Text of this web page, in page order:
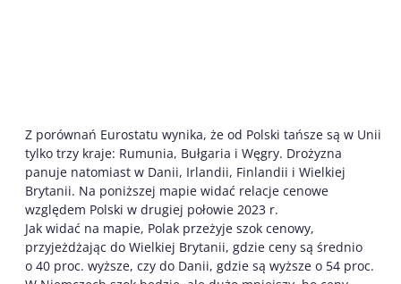
Z porównań Eurostatu wynika, że od Polski tańsze są w Unii
tylko trzy kraje: Rumunia, Bułgaria i Węgry. Drożyzna
panuje natomiast w Danii, Irlandii, Finlandii i Wielkiej
Brytanii. Na poniższej mapie widać relacje cenowe
względem Polski w drugiej połowie 2023 r.
Jak widać na mapie, Polak przeżyje szok cenowy,
przyjeżdżając do Wielkiej Brytanii, gdzie ceny są średnio
o 40 proc. wyższe, czy do Danii, gdzie są wyższe o 54 proc.